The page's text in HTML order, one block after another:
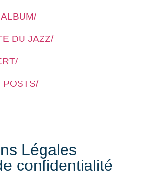
DU JAZZ/
POSTS/
Légales
confidentialité